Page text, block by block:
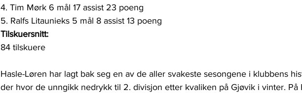
4. Tim Mørk 6 mål 17 assist 23 poeng
5. Ralfs Litaunieks 5 mål 8 assist 13 poeng
Tilskuersnitt:
84 tilskuere
Hasle-Løren har lagt bak seg en av de aller svakeste sesongene i klubbens
der hvor de unngikk nedrykk til 2. divisjon etter kvaliken på Gjøvik i vinter. På